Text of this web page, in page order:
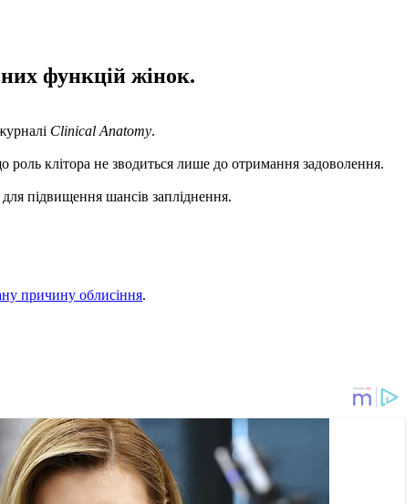
функцій жінок.
Clinical Anatomy.
роль клітора не зводиться лише до отримання задоволення.
підвищення шансів запліднення.
причину облисіння.